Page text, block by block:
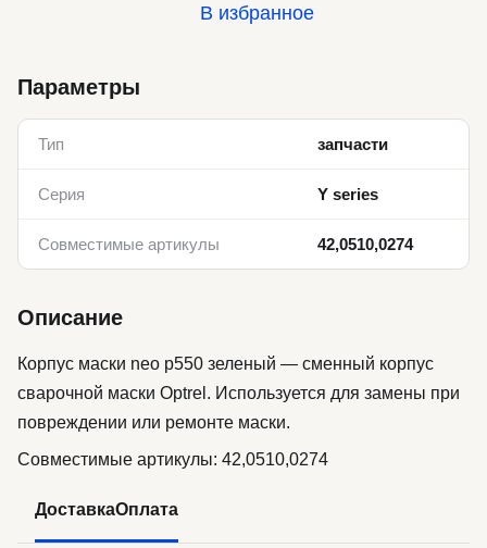
В избранное
Параметры
Тип запчасти
Серия Y series
Совместимые артикулы 42,0510,0274
Описание
Корпус маски neo p550 зеленый — сменный корпус
сварочной маски Optrel. Используется для замены при
повреждении или ремонте маски.
Совместимые артикулы: 42,0510,0274
ДоставкаОплата